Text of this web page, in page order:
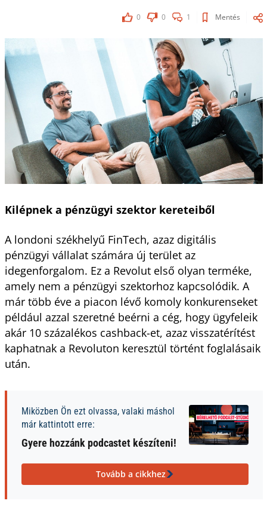
0 0 1 Mentés
Kilépnek a pénzügyi szektor kereteiből
A londoni székhelyű FinTech, azaz digitális
pénzügyi vállalat számára új terület az
idegenforgalom. Ez a Revolut első olyan terméke,
amely nem a pénzügyi szektorhoz kapcsolódik. A
már több éve a piacon lévő komoly konkurenseket
például azzal szeretné beérni a cég, hogy ügyfeleik
akár 10 százalékos cashback-et, azaz visszatérítést
kaphatnak a Revoluton keresztül történt foglalásaik
után.
Miközben Ön ezt olvassa, valaki máshol
már kattintott erre:
Gyere hozzánk podcastet készíteni!
Tovább a cikkhez